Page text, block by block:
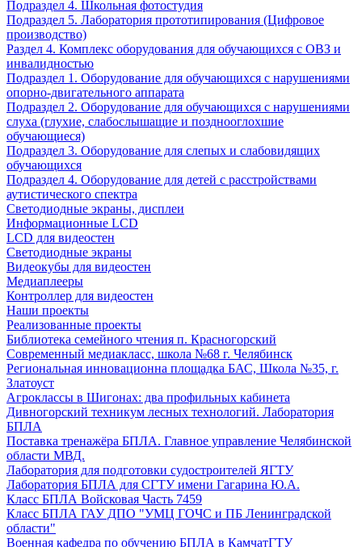
Подраздел 4. Школьная фотостудия
Подраздел 5. Лаборатория прототипирования (Цифровое
производство)
Раздел 4. Комплекс оборудования для обучающихся с ОВЗ и
инвалидностью
Подраздел 1. Оборудование для обучающихся с нарушениями
опорно-двигательного аппарата
Подраздел 2. Оборудование для обучающихся с нарушениями
слуха (глухие, слабослышащие и позднооглохшие
обучающиеся)
Подраздел 3. Оборудование для слепых и слабовидящих
обучающихся
Подраздел 4. Оборудование для детей с расстройствами
аутистического спектра
Светодиодные экраны, дисплеи
Информационные LCD
LCD для видеостен
Светодиодные экраны
Видеокубы для видеостен
Медиаплееры
Контроллер для видеостен
Наши проекты
Реализованные проекты
Библиотека семейного чтения п. Красногорский
Современный медиакласс, школа №68 г. Челябинск
Региональная инновационна площадка БАС, Школа №35, г.
Златоуст
Агроклассы в Шигонах: два профильных кабинета
Дивногорский техникум лесных технологий. Лаборатория
БПЛА
Поставка тренажёра БПЛА. Главное управление Челябинской
области МВД.
Лаборатория для подготовки судостроителей ЯГТУ
Лаборатория БПЛА для СГТУ имени Гагарина Ю.А.
Класс БПЛА Войсковая Часть 7459
Класс БПЛА ГАУ ДПО "УМЦ ГОЧС и ПБ Ленинградской
области"
Военная кафедра по обучению БПЛА в КамчатГТУ